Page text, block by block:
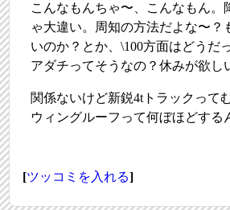
こんなもんちゃ〜、こんなもん。
ゃ大違い。周知の方法だよな〜？
いのか？とか、\100方面はどうだ
アダチってそうなの？休みが欲し
関係ないけど新鋭4tトラックって
ウィングルーフって何ぼほどする
[ツッコミを入れる]